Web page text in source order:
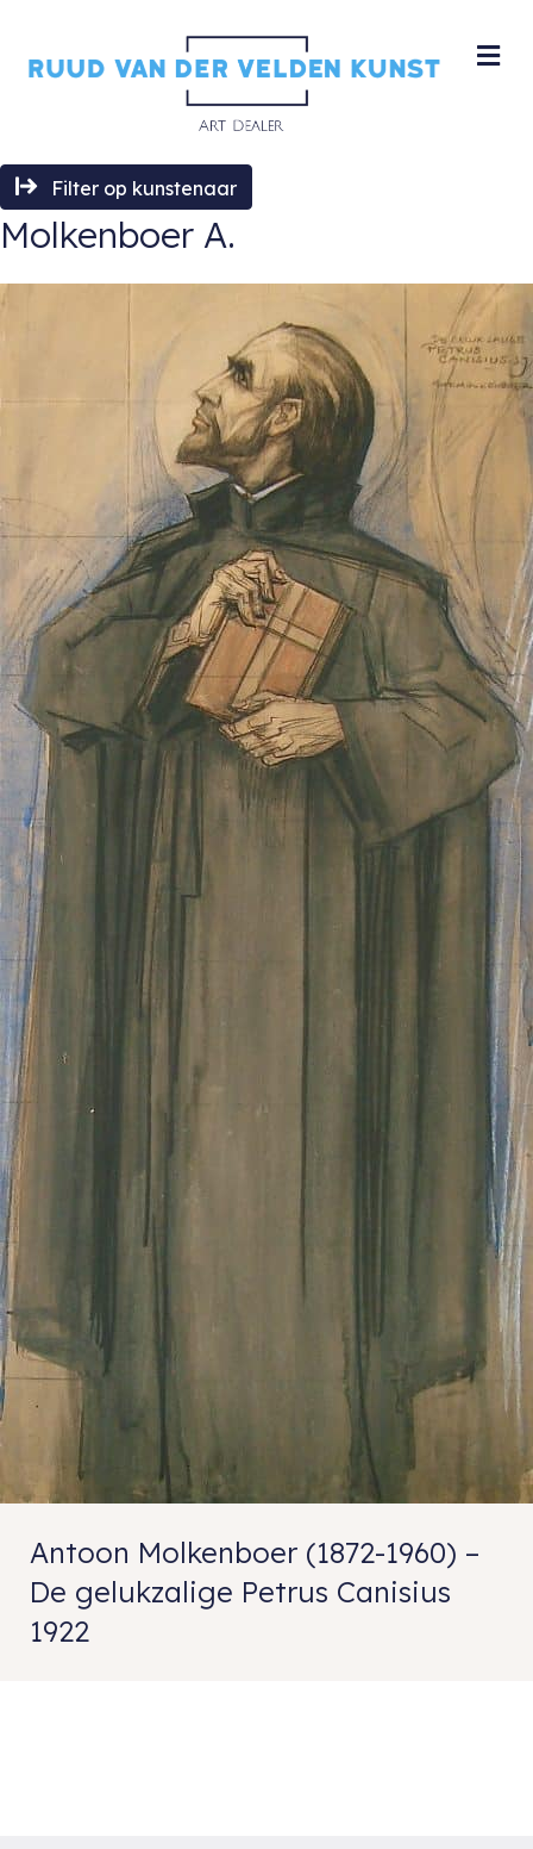
Filter op kunstenaar
Molkenboer A.
Antoon Molkenboer (1872-1960) –
De gelukzalige Petrus Canisius
1922